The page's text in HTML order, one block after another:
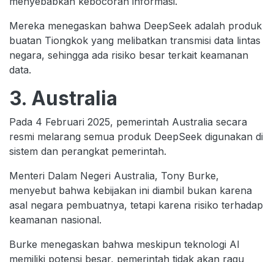
Mereka menegaskan bahwa DeepSeek adalah produk
buatan Tiongkok yang melibatkan transmisi data lintas
negara, sehingga ada risiko besar terkait keamanan
data.
3. Australia
Pada 4 Februari 2025, pemerintah Australia secara
resmi melarang semua produk DeepSeek digunakan di
sistem dan perangkat pemerintah.
Menteri Dalam Negeri Australia, Tony Burke,
menyebut bahwa kebijakan ini diambil bukan karena
asal negara pembuatnya, tetapi karena risiko terhadap
keamanan nasional.
Burke menegaskan bahwa meskipun teknologi AI
memiliki potensi besar, pemerintah tidak akan ragu